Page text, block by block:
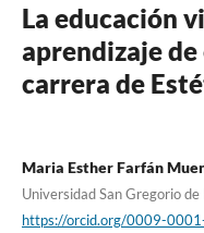
La educación
aprendizaje
carrera de
Maria Esther Farfán
Universidad San Gregorio
https://orcid.org/0009-